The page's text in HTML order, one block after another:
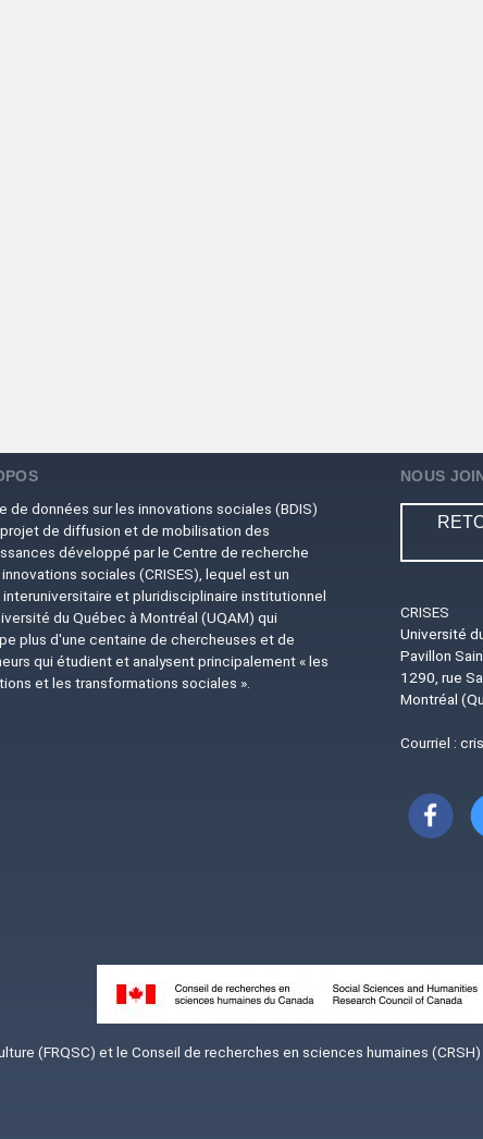
de données sur les innovations sociales (BDIS)
de diffusion et de mobilisation des
développé par le Centre de recherche
innovations sociales (CRISES), lequel est un
et pluridisciplinaire institutionnel
du Québec à Montréal (UQAM) qui
plus d'une centaine de chercheuses et de
qui étudient et analysent principalement « les
et les transformations sociales ».
NOUS
CRISES
Université
Pavillon
1290, rue
Montréal
Courriel :
Image
Image
(FRQSC) et le Conseil de recherches en sciences humaines